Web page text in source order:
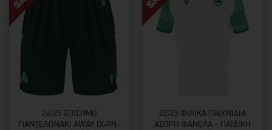
24/25 ΕΠΊΣΗΜΟ
ΠΑΝΤΕΛΟΝΆΚΙ AWAY DGRN–
22/23 ΦΙΛΙΚΆ ΠΑΙΧΝΊΔΙΑ
ΆΣΠΡΗ ΦΑΝΈΛΑ – ΠΑΙΔΙΚΉ